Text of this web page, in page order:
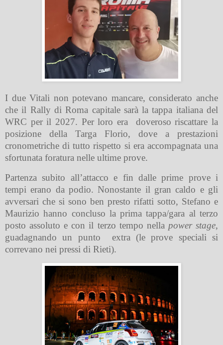
I due Vitali non potevano mancare, considerato anche
che il Rally di Roma capitale sarà la tappa italiana del
WRC per il 2027. Per loro era
doveroso riscattare la
posizione della Targa Florio, dove a prestazioni
cronometriche di tutto rispetto si era accompagnata una
sfortunata foratura nelle ultime prove.
Partenza subito all’attacco e fin dalle prime prove i
tempi erano da podio. Nonostante il gran caldo e gli
avversari che si sono ben presto rifatti sotto, Stefano e
Maurizio hanno concluso la prima tappa/gara al terzo
posto assoluto e con il terzo tempo nella power stage,
guadagnando un punto
extra (le prove speciali si
correvano nei pressi di Rieti).